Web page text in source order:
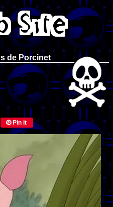
de Porcinet
Pin it